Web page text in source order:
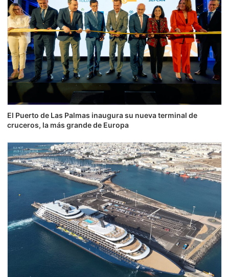
El Puerto de Las Palmas inaugura su nueva terminal de
cruceros, la más grande de Europa